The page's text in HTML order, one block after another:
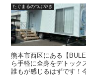
たぐまるのつぶやき
熊本市西区にある【
ら手軽に全身をデトック
誰もが感じるはずです！